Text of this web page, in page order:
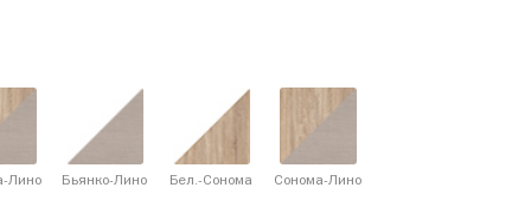
Лино Бьянко-Лино Бел.-Сонома Сонома-Лино